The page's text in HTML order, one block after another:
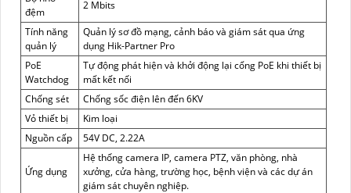
đệm
2 Mbits
Tính năng
quản lý
Quản lý sơ đồ mạng, cảnh báo và giám sát qua ứng
dụng Hik-Partner Pro
PoE
Watchdog
Tự động phát hiện và khởi động lại cổng PoE khi thiết bị
mất kết nối
Chống sét
Chống sốc điện lên đến 6KV
Vỏ thiết bị
Kim loại
Nguồn cấp
54V DC, 2.22A
Ứng dụng
Hệ thống camera IP, camera PTZ, văn phòng, nhà
xưởng, cửa hàng, trường học, bệnh viện và các dự án
giám sát chuyên nghiệp.